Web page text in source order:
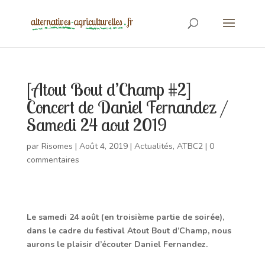
[Atout Bout d’Champ #2]
Concert de Daniel Fernandez /
Samedi 24 aout 2019
par Risomes | Août 4, 2019| Actualités, ATBC2| 0
commentaires
Le samedi 24 août (en troisième partie de soirée),
dans le cadre du festival Atout Bout d’Champ, nous
aurons le plaisir d’écouter Daniel Fernandez.